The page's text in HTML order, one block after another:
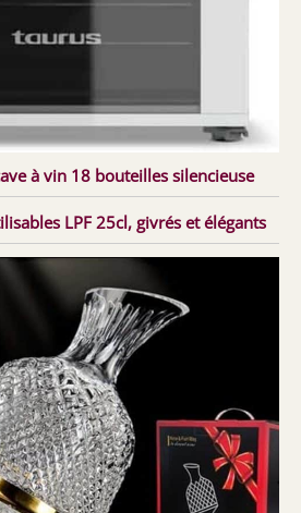
à vin 18 bouteilles silencieuse
LPF 25cl, givrés et élégants